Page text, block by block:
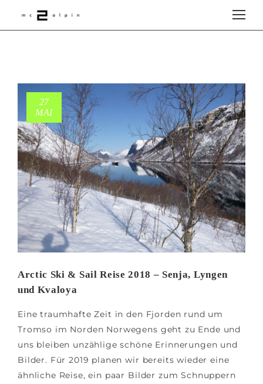
27
MAI
Arctic Ski & Sail Reise 2018 – Senja, Lyngen
und Kvaloya
Eine traumhafte Zeit in den Fjorden rund um
Tromso im Norden Norwegens geht zu Ende und
uns bleiben unzählige schöne Erinnerungen und
Bilder. Für 2019 planen wir bereits wieder eine
ähnliche Reise, ein paar Bilder zum Schnuppern